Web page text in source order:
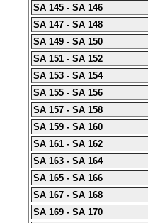
SA 145 - SA 146
SA 147 - SA 148
SA 149 - SA 150
SA 151 - SA 152
SA 153 - SA 154
SA 155 - SA 156
SA 157 - SA 158
SA 159 - SA 160
SA 161 - SA 162
SA 163 - SA 164
SA 165 - SA 166
SA 167 - SA 168
SA 169 - SA 170